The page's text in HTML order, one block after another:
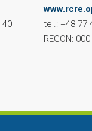
40
tel.: +48 77
REGON: